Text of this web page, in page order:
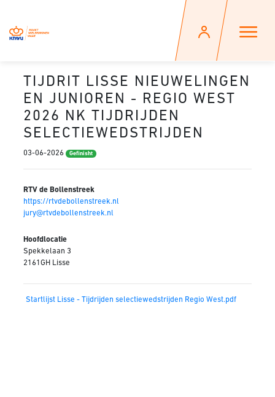
TIJDRIT LISSE NIEUWELINGEN
EN JUNIOREN - REGIO WEST
2026 NK TIJDRIJDEN
SELECTIEWEDSTRIJDEN
03-06-2026 Gefinisht
RTV de Bollenstreek
https://rtvdebollenstreek.nl
jury@rtvdebollenstreek.nl
Hoofdlocatie
Spekkelaan 3
2161GH Lisse
Startlijst Lisse - Tijdrijden selectiewedstrijden Regio West.pdf